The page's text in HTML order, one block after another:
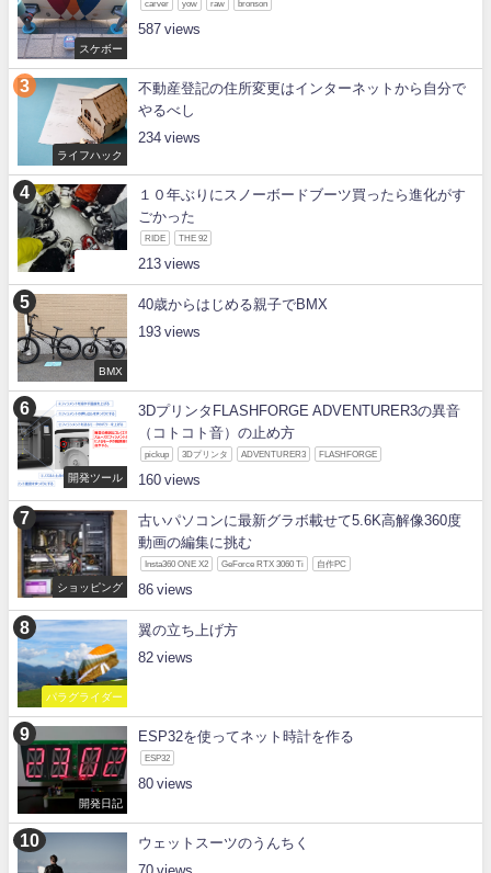
スケボー
carver yow raw bronson
587
ライフハック
不動産登記の住所変更はインターネットから自分で
やるべし
234
１０年ぶりにスノーボードブーツ買ったら進化がす
ごかった
RIDE THE 92
213
BMX
40歳からはじめる親子でBMX
193
開発ツール
3DプリンタFLASHFORGE ADVENTURER3の異音
（コトコト音）の止め方
pickup 3Dプリンタ ADVENTURER3 FLASHFORGE
160
ショッピング
古いパソコンに最新グラボ載せて5.6K高解像360度
動画の編集に挑む
Insta360 ONE X2 GeForce RTX 3060 Ti 自作PC
86
パラグライダー
翼の立ち上げ方
82
開発日記
ESP32を使ってネット時計を作る
ESP32
80
ウェットスーツのうんちく
70